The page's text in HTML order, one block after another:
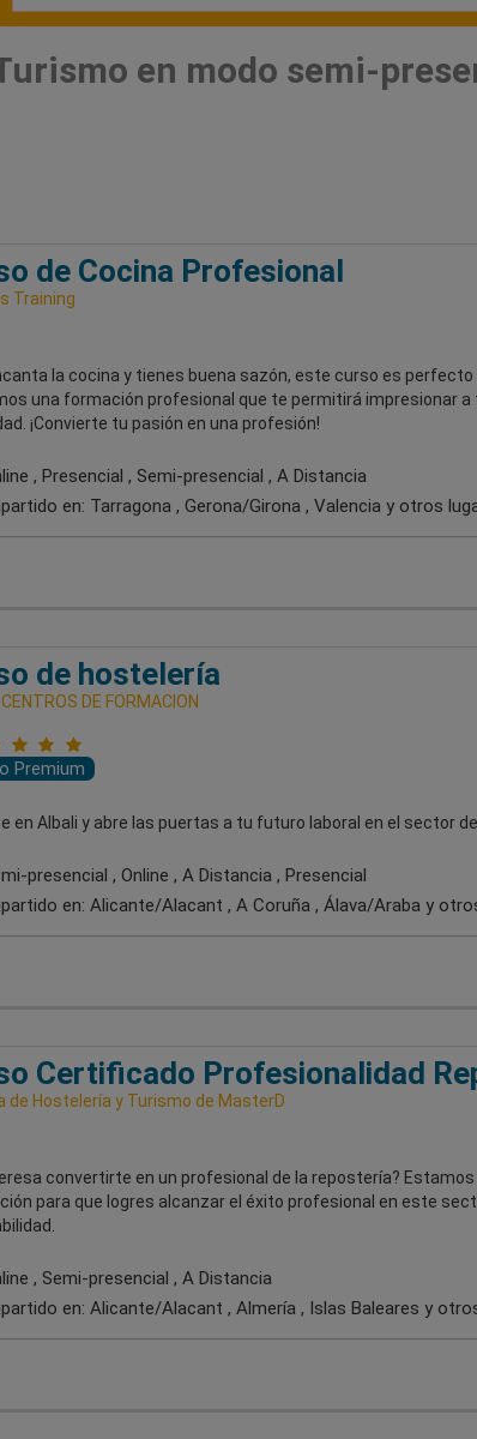
en modo semi-
de Cocina Profesional
Training
la cocina y tienes buena sazón, este curso es perfecto
una formación profesional que te permitirá impresionar
¡Convierte tu pasión en una profesión!
, Presencial , Semi-presencial , A Distancia
en: Tarragona , Gerona/Girona , Valencia y otros
de hostelería
DE FORMACION
Premium
en Albali y abre las puertas a tu futuro laboral en el sector
presencial , Online , A Distancia , Presencial
en: Alicante/Alacant , A Coruña , Álava/Araba y
Certificado Profesionalidad
de Hostelería y Turismo de MasterD
convertirte en un profesional de la repostería?
para que logres alcanzar el éxito profesional en este
, Semi-presencial , A Distancia
en: Alicante/Alacant , Almería , Islas Baleares y